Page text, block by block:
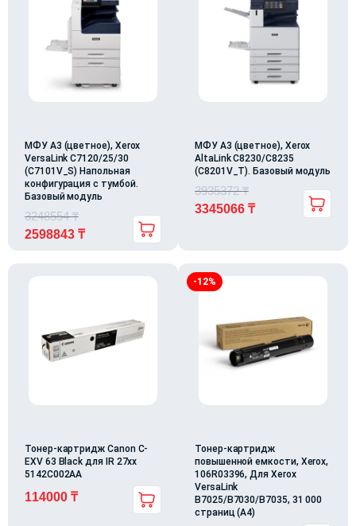
МФУ А3 (цветное), Xerox
VersaLink C7120/25/30
(C7101V_S) Напольная
конфигурация с тумбой.
Базовый модуль
3248554₸
2598843 ₸
МФУ А3 (цветное), Xerox
AltaLink C8230/C8235
(C8201V_T). Базовый модуль
3935372₸
3345066 ₸
Тонер-картридж Canon C-
EXV 63 Black для IR 27xx
5142C002AA
114000 ₸
-12%
Тонер-картридж
повышенной емкости, Xerox,
106R03396, Для Xerox
VersaLink
B7025/B7030/B7035, 31 000
страниц (А4)